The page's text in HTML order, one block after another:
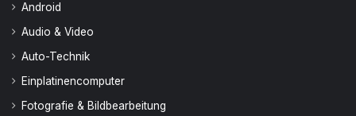
Android
Audio & Video
Auto-Technik
Einplatinencomputer
Fotografie & Bildbearbeitung